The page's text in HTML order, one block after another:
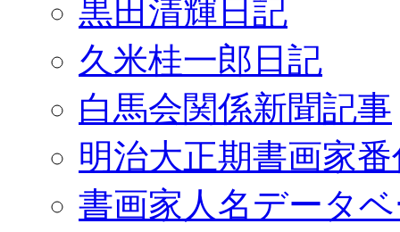
黒田清輝日記
久米桂一郎日記
白馬会関係新聞記事
明治大正期書画家
書画家人名データ